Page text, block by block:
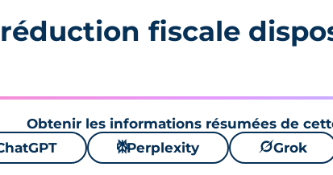
fiscale
Obtenir les informations résumées de
⚙Perplexity 🪐Grok